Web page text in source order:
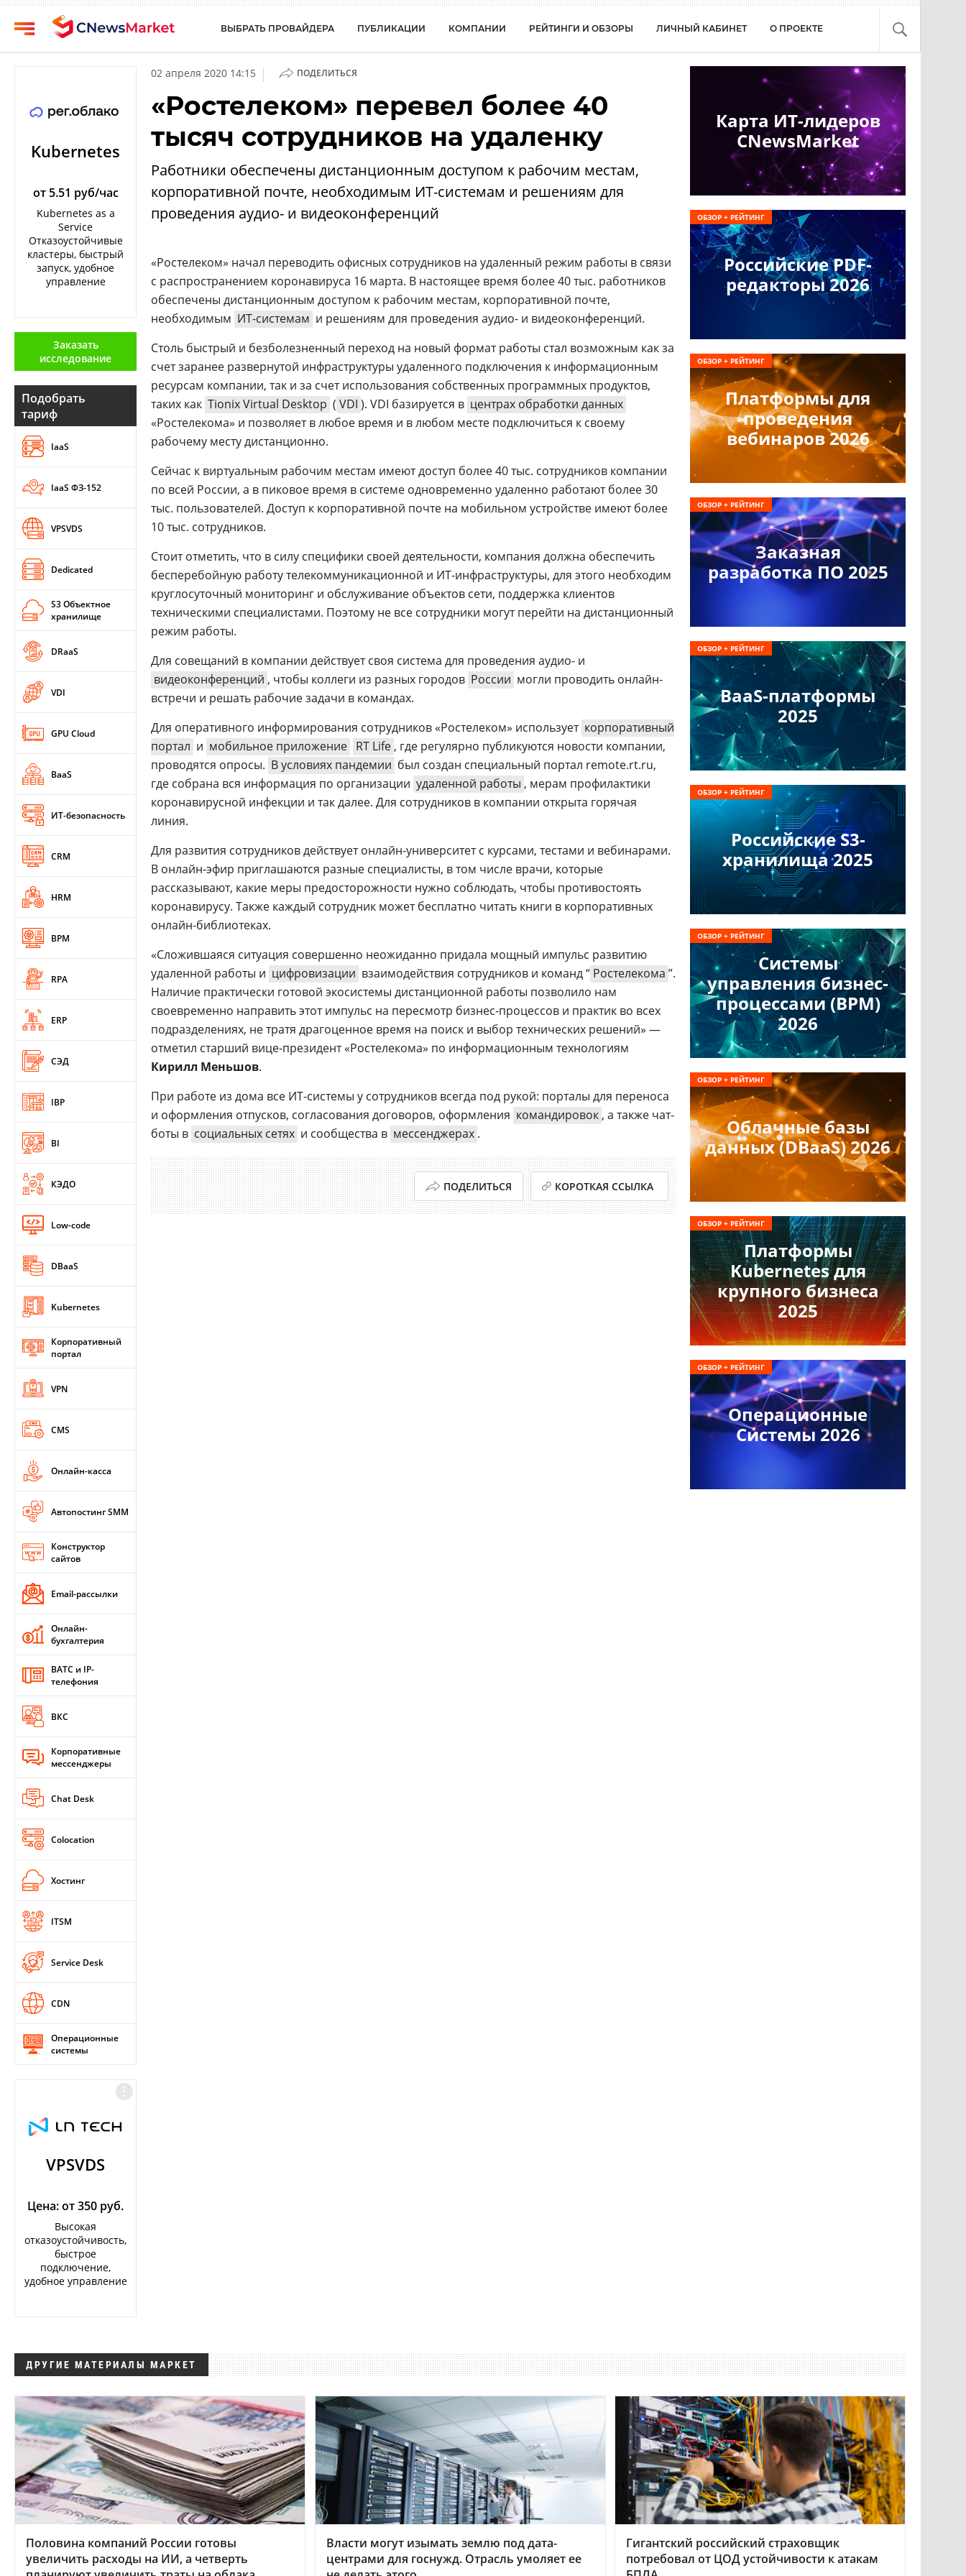
Публикации
обзоры
Личный
кабинет
проекте
Аналитика
Конференции
Техника
издании
Вакансии
Контакты
Telegram
Конференции
Техника
ВЫБРАТЬ ПРОВАЙДЕРА ПУБЛИКАЦИИ КОМПАНИИ РЕЙТИНГИ И ОБЗОРЫ ЛИЧНЫЙ КАБИНЕТ О ПРОЕКТЕ
Kubernetes
от 5.51 руб/час
Kubernetes as a
Service
Отказоустойчивые
кластеры, быстрый
запуск, удобное
управление
Заказать
исследование
Подобрать
тариф
IaaS
IaaS ФЗ-152
VPSVDS
Dedicated
S3 Объектное
хранилище
DRaaS
VDI
GPU Cloud
BaaS
ИТ-безопасность
CRM
HRM
BPM
RPA
ERP
СЭД
IBP
BI
КЭДО
Low-code
DBaaS
Kubernetes
Корпоративный
портал
VPN
CMS
Онлайн-касса
Автопостинг SMM
Конструктор
сайтов
Email-рассылки
Онлайн-
бухгалтерия
ВАТС и IP-
телефония
ВКС
Корпоративные
мессенджеры
Chat Desk
Colocation
Хостинг
ITSM
Service Desk
CDN
Операционные
системы
VPSVDS
Цена: от 350 руб.
Высокая
отказоустойчивость,
быстрое
подключение,
удобное управление
02 апреля 2020 14:15 | ПОДЕЛИТЬСЯ
«Ростелеком» перевел более 40
тысяч сотрудников на удаленку
Работники обеспечены дистанционным доступом к рабочим местам,
корпоративной почте, необходимым ИТ-системам и решениям для
проведения аудио- и видеоконференций
«Ростелеком» начал переводить офисных сотрудников на удаленный режим работы в связи
с распространением коронавируса 16 марта. В настоящее время более 40 тыс. работников
обеспечены дистанционным доступом к рабочим местам, корпоративной почте,
необходимым ИТ-системам и решениям для проведения аудио- и видеоконференций.
Столь быстрый и безболезненный переход на новый формат работы стал возможным как за
счет заранее развернутой инфраструктуры удаленного подключения к информационным
ресурсам компании, так и за счет использования собственных программных продуктов,
таких как Tionix Virtual Desktop ( VDI ). VDI базируется в центрах обработки данных
«Ростелекома» и позволяет в любое время и в любом месте подключиться к своему
рабочему месту дистанционно.
Сейчас к виртуальным рабочим местам имеют доступ более 40 тыс. сотрудников компании
по всей России, а в пиковое время в системе одновременно удаленно работают более 30
тыс. пользователей. Доступ к корпоративной почте на мобильном устройстве имеют более
10 тыс. сотрудников.
Стоит отметить, что в силу специфики своей деятельности, компания должна обеспечить
бесперебойную работу телекоммуникационной и ИТ-инфраструктуры, для этого необходим
круглосуточный мониторинг и обслуживание объектов сети, поддержка клиентов
техническими специалистами. Поэтому не все сотрудники могут перейти на дистанционный
режим работы.
Для совещаний в компании действует своя система для проведения аудио- и
видеоконференций , чтобы коллеги из разных городов России могли проводить онлайн-
встречи и решать рабочие задачи в командах.
Для оперативного информирования сотрудников «Ростелеком» использует корпоративный
портал и мобильное приложение RT Life , где регулярно публикуются новости компании,
проводятся опросы. В условиях пандемии был создан специальный портал remote.rt.ru,
где собрана вся информация по организации удаленной работы , мерам профилактики
коронавирусной инфекции и так далее. Для сотрудников в компании открыта горячая
линия.
Для развития сотрудников действует онлайн-университет с курсами, тестами и вебинарами.
В онлайн-эфир приглашаются разные специалисты, в том числе врачи, которые
рассказывают, какие меры предосторожности нужно соблюдать, чтобы противостоять
коронавирусу. Также каждый сотрудник может бесплатно читать книги в корпоративных
онлайн-библиотеках.
«Сложившаяся ситуация совершенно неожиданно придала мощный импульс развитию
удаленной работы и цифровизации взаимодействия сотрудников и команд “ Ростелекома ”.
Наличие практически готовой экосистемы дистанционной работы позволило нам
своевременно направить этот импульс на пересмотр бизнес-процессов и практик во всех
подразделениях, не тратя драгоценное время на поиск и выбор технических решений» —
отметил старший вице-президент «Ростелекома» по информационным технологиям
Кирилл Меньшов.
При работе из дома все ИТ-системы у сотрудников всегда под рукой: порталы для переноса
и оформления отпусков, согласования договоров, оформления командировок , а также чат-
боты в социальных сетях и сообщества в мессенджерах .
ПОДЕЛИТЬСЯ КОРОТКАЯ ССЫЛКА
Карта ИТ-лидеров
CNewsMarket
Российские PDF-
редакторы 2026
ОБЗОР + РЕЙТИНГ
Платформы для
проведения
вебинаров 2026
ОБЗОР + РЕЙТИНГ
Заказная
разработка ПО 2025
ОБЗОР + РЕЙТИНГ
BaaS-платформы
2025
ОБЗОР + РЕЙТИНГ
Российские S3-
хранилища 2025
ОБЗОР + РЕЙТИНГ
Системы
управления бизнес-
процессами (BPM)
2026
ОБЗОР + РЕЙТИНГ
Облачные базы
данных (DBaaS) 2026
ОБЗОР + РЕЙТИНГ
Платформы
Kubernetes для
крупного бизнеса
2025
ОБЗОР + РЕЙТИНГ
Операционные
Системы 2026
ОБЗОР + РЕЙТИНГ
ДРУГИЕ МАТЕРИАЛЫ МАРКЕТ
Половина компаний России готовы
увеличить расходы на ИИ, а четверть
Власти могут изымать землю под дата-
центрами для госнужд. Отрасль умоляет ее
Гигантский российский страховщик
потребовал от ЦОД устойчивости к атакам